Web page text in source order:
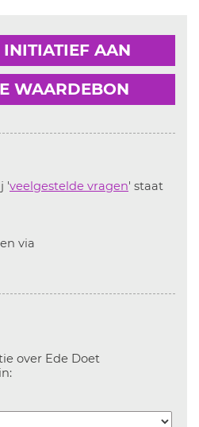
AAN
WAARDEBON
'veelgestelde vragen' staat
via
over Ede Doet
Aanvinken om informatie over